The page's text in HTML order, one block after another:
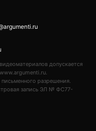
допускается
разрешения.
запись ЭЛ № ФС77-